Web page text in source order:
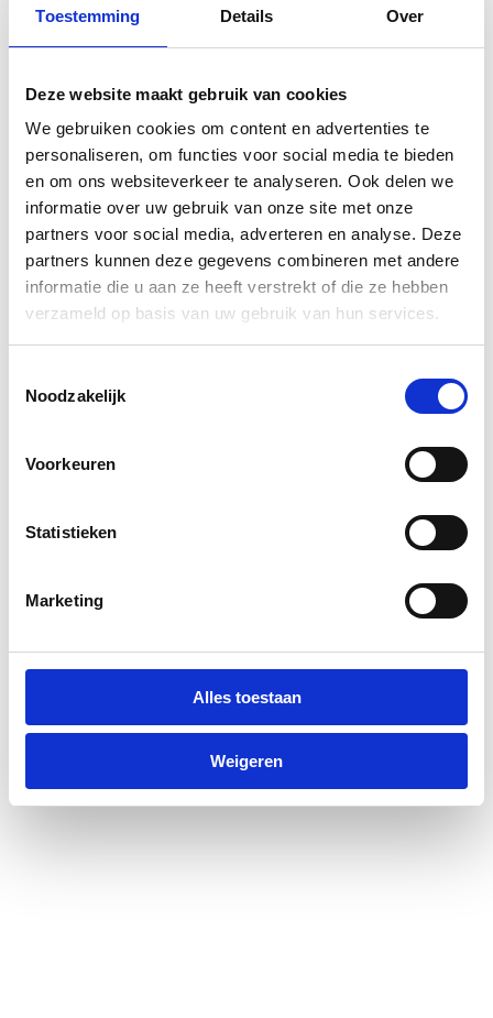
Toestemming Details Over
Deze website maakt gebruik van cookies
We gebruiken cookies om content en advertenties te
personaliseren, om functies voor social media te bieden
en om ons websiteverkeer te analyseren. Ook delen we
informatie over uw gebruik van onze site met onze
partners voor social media, adverteren en analyse. Deze
partners kunnen deze gegevens combineren met andere
informatie die u aan ze heeft verstrekt of die ze hebben
verzameld op basis van uw gebruik van hun services.
Noodzakelijk
Voorkeuren
Statistieken
Marketing
Alles toestaan
Weigeren